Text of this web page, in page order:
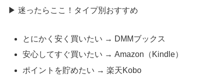
▶ 迷ったらここ！タイプ別おすすめ
とにかく安く買いたい → DMMブックス
安心してすぐ買いたい → Amazon（Kindle）
ポイントを貯めたい → 楽天Kobo